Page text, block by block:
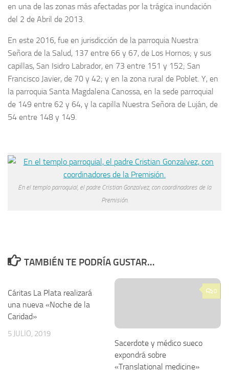
en una de las zonas más afectadas por la trágica inundación
del 2 de Abril de 2013.
En este 2016, fue en jurisdicción de la parroquia Nuestra
Señora de la Salud, 137 entre 66 y 67, de Los Hornos; y sus
capillas, San Isidro Labrador, en 73 entre 151 y 152; San
Francisco Javier, de 70 y 42; y en la zona rural de Poblet. Y, en
la parroquia Santa Magdalena Canossa, en la sede parroquial
de 149 entre 62 y 64, y la capilla Nuestra Señora de Luján, de
54 entre 148 y 149.
En el templo parroquial, el padre Cristian Gonzalvez, con coordinadores de la
Premisión.
TAMBIÉN TE PODRÍA GUSTAR...
Cáritas La Plata realizará
una nueva «Noche de la
Caridad»
5 JULIO, 2019
0
Sacerdote y médico sueco
expondrá sobre
«Translational medicine»